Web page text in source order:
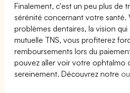
Finalement, c'est un peu plus de
sérénité concernant votre santé.
problèmes dentaires, la vision qui
mutuelle TNS, vous profiterez
remboursements lors du
pouvez aller voir votre ophtalmo
sereinement. Découvrez notre